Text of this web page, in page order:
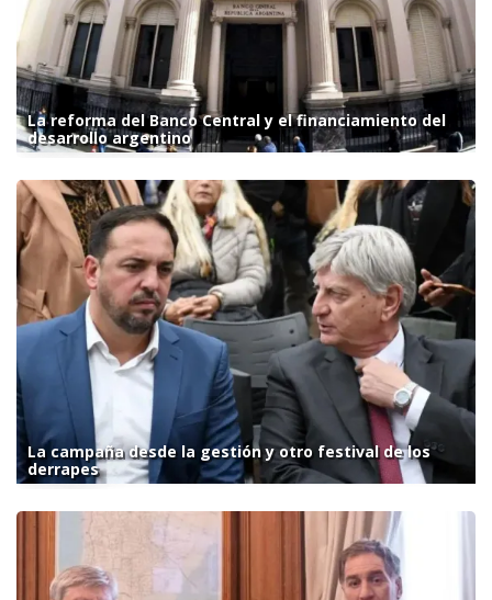
La reforma del Banco Central y el financiamiento del
desarrollo argentino
La campaña desde la gestión y otro festival de los
derrapes